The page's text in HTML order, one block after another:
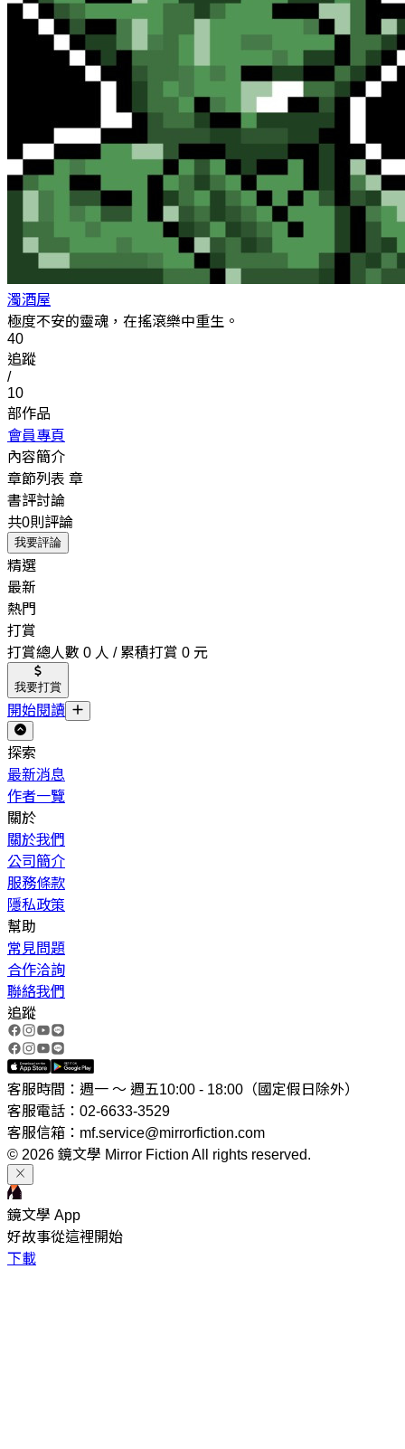
濁酒屋
極度不安的靈魂，在搖滾樂中重生。
40
追蹤
/
10
部作品
會員專頁
內容簡介
章節列表 章
書評討論
共0則評論
我要評論
精選
最新
熱門
打賞
打賞總人數 0 人 / 累積打賞 0 元
我要打賞
開始閱讀
探索
最新消息
作者一覽
關於
關於我們
公司簡介
服務條款
隱私政策
幫助
常見問題
合作洽詢
聯絡我們
追蹤
客服時間：週一 ～ 週五10:00 - 18:00（國定假日除外）
客服電話：02-6633-3529
客服信箱：mf.service@mirrorfiction.com
© 2026 鏡文學 Mirror Fiction All rights reserved.
鏡文學 App
好故事從這裡開始
下載